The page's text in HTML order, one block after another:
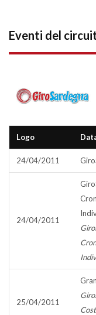
Eventi del
Logo
24/04/2011
24/04/2011
25/04/2011